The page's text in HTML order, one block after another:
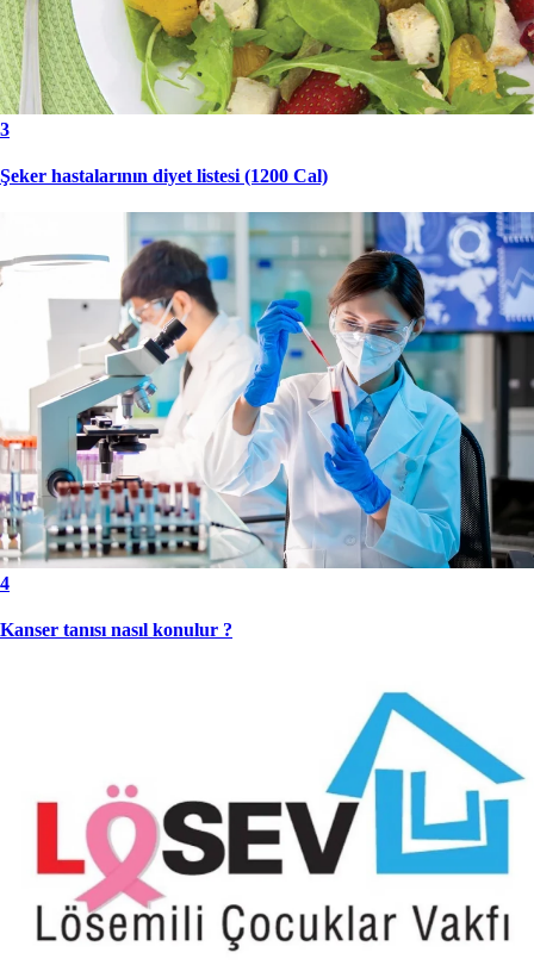
3
Şeker hastalarının diyet listesi (1200 Cal)
4
Kanser tanısı nasıl konulur ?